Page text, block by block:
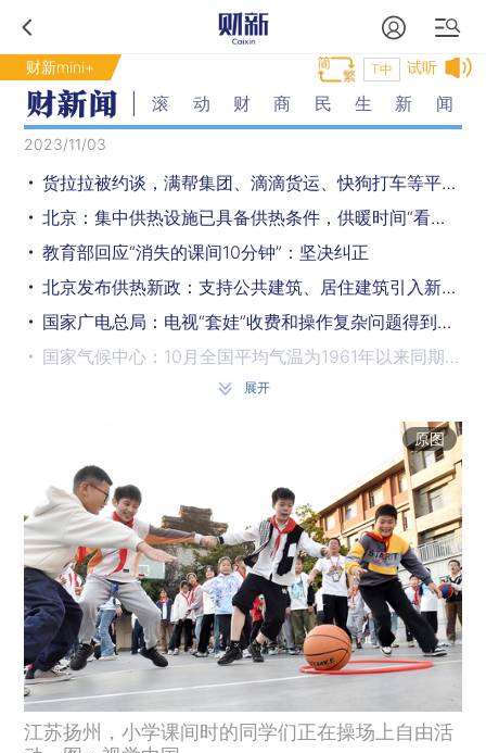
财新mini+ 试听
T中
滚动财商民生新闻
2023/11/03
货拉拉被约谈，满帮集团、滴滴货运、快狗打车等平台被提醒
北京：集中供热设施已具备供热条件，供暖时间“看天决定”
教育部回应“消失的课间10分钟”：坚决纠正
北京发布供热新政：支持公共建筑、居住建筑引入新能源供热
国家广电总局：电视“套娃”收费和操作复杂问题得到有效整治
国家气候中心：10月全国平均气温为1961年以来同期最高
10月财新中国服务业PMI升至50.4
中国第七批月球科研样品开放借用申请，国内国际同期开展
昆明11月2日起取消商品房限购
晨读荐闻（国内、国际、市场消息32条）
瑞幸三季度营收再度超过星巴克中国 坚持低价抢市场
百胜中国三季度业绩不及预期 股价一度暴跌逾28%
预制菜超市锅圈挂牌港交所 上市首日一度涨近4%
三季度居民信贷有所复苏 房地产相关贷款未完全修复
展开
原图
江苏扬州，小学课间时的同学们正在操场上自由活